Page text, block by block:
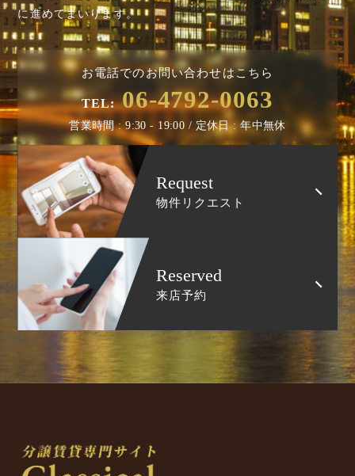
に進めてまいります。
お電話でのお問い合わせはこちら
TEL: 06-4792-0063
営業時間 : 9:30 - 19:00 / 定休日 : 年中無休
Request
物件リクエスト
Reserved
来店予約